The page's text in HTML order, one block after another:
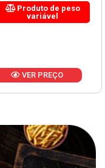
Produto de peso
variável
VER PREÇO